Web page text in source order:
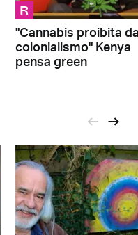
R
"Cannabis proibita
colonialismo" Kenya
pensa green